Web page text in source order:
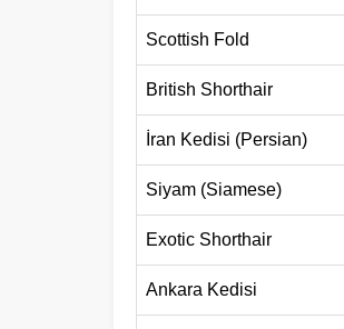
Scottish Fold
British Shorthair
İran Kedisi (Persian)
Siyam (Siamese)
Exotic Shorthair
Ankara Kedisi